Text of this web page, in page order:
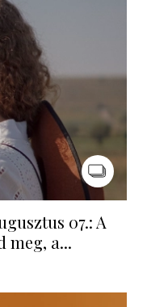
07.: A
meg, a...